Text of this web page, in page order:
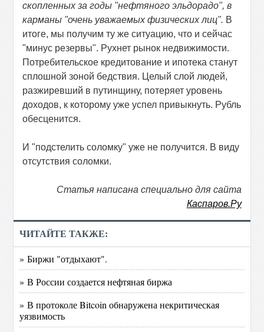
скопленных за годы "нефтяного эльдорадо", в
карманы "очень уважаемых физических лиц". В
итоге, мы получим ту же ситуацию, что и сейчас
"минус резервы". Рухнет рынок недвижимости.
Потребительское кредитование и ипотека станут
сплошной зоной бедствия. Целый слой людей,
разжиревший в путинщину, потеряет уровень
доходов, к которому уже успел привыкнуть. Рубль
обесценится.
И "подстелить соломку" уже не получится. В виду
отсутствия соломки.
Статья написана специально для сайта
Каспаров.Ру
ЧИТАЙТЕ ТАКЖЕ:
» Биржи "отдыхают".
» В России создается нефтяная биржа
» В протоколе Bitcoin обнаружена некритическая
уязвимость